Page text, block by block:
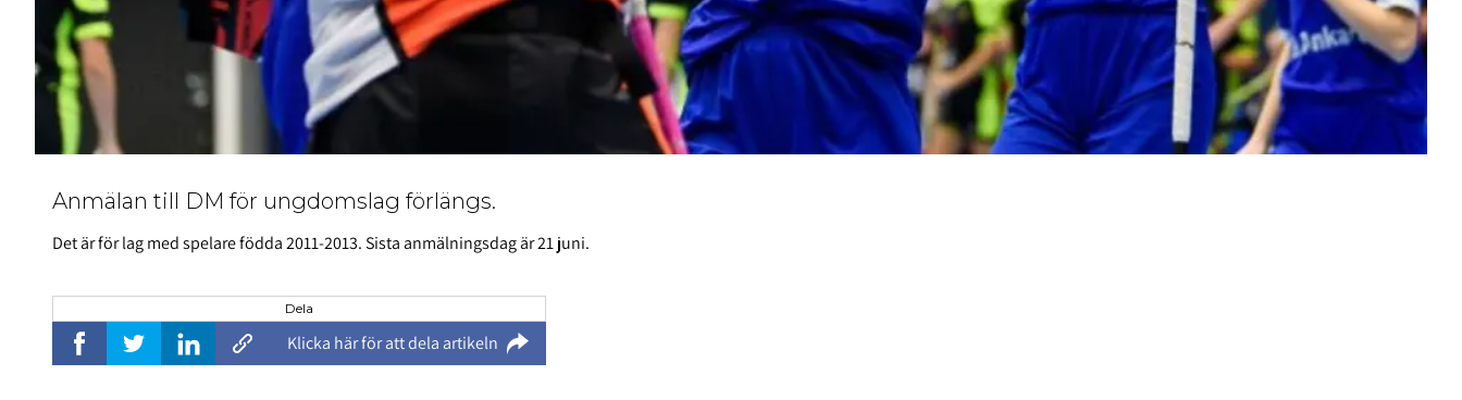
Anmälan till DM för ungdomslag förlängs.
Det är för lag med spelare födda 2011-2013. Sista anmälningsdag är 21 juni.
Dela
Klicka här för att dela artikeln